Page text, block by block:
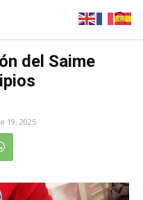
del Saime
19, 2025